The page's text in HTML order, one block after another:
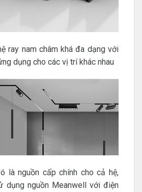
ray nam châm khá đa dạng với
dụng cho các vị trí khác nhau
là nguồn cấp chính cho cả hệ,
dụng nguồn Meanwell với điện